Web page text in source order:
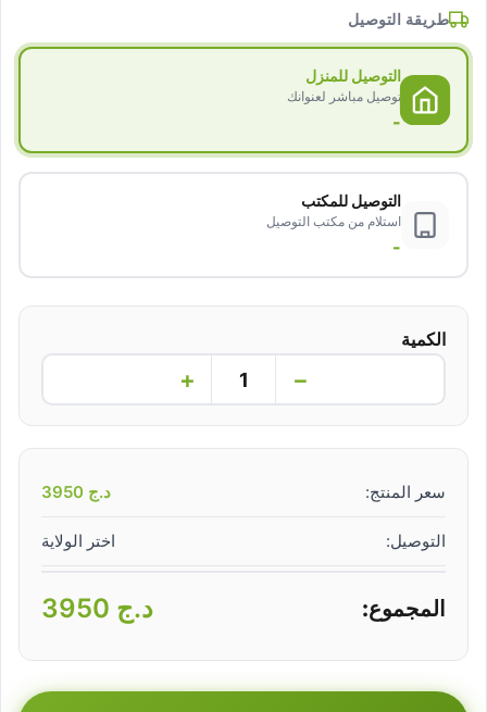
طريقة التوصيل
التوصيل للمنزل
توصيل مباشر لعنوانك
-
التوصيل للمكتب
استلام من مكتب التوصيل
-
الكمية
−
+
سعر المنتج: د.ج
التوصيل: اختر الولاية
المجموع: د.ج